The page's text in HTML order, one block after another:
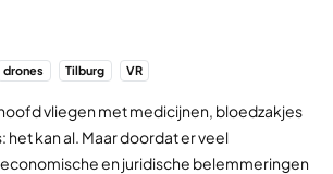
drones Tilburg VR
vliegen met medicijnen, bloedzakjes
het kan al. Maar doordat er veel
en juridische belemmeringen